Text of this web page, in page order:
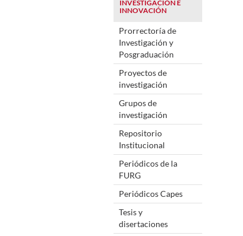
INVESTIGACIÓN E
INNOVACIÓN
Prorrectoría de
Investigación y
Posgraduación
Proyectos de
investigación
Grupos de
investigación
Repositorio
Institucional
Periódicos de la
FURG
Periódicos Capes
Tesis y
disertaciones